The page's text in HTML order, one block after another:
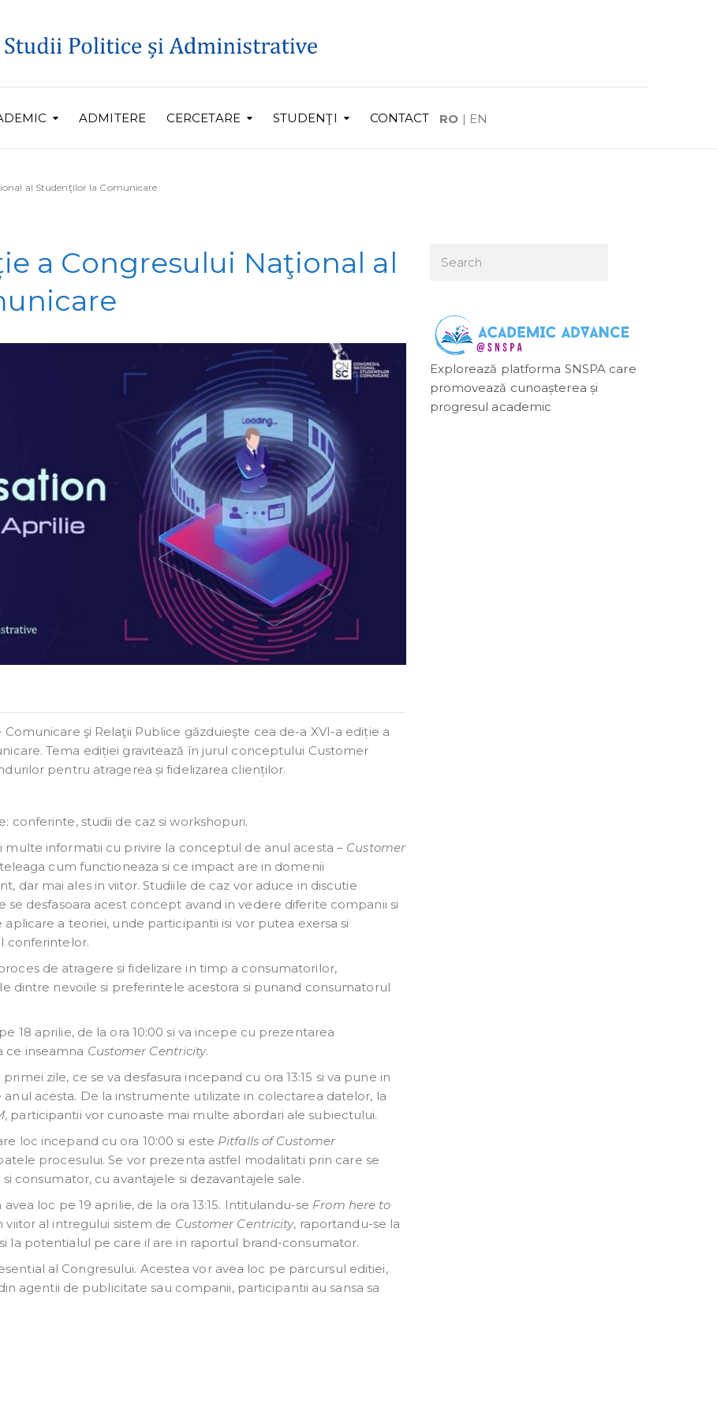
ADMITERE CERCETARE STUDENŢI CONTACT RO | EN
al Studenţilor la Comunicare
a Congresului Naţional al
şi Relaţii Publice găzduieşte cea de-a XVI-a ediție a
Tema ediției gravitează în jurul conceptului Customer
pentru atragerea și fidelizarea clienților.
conferinte, studii de caz si workshopuri.
informatii cu privire la conceptul de anul acesta – Customer
cum functioneaza si ce impact are in domenii
dar mai ales in viitor. Studiile de caz vor aduce in discutie
desfasoara acest concept avand in vedere diferite companii si
a teoriei, unde participantii isi vor putea exersa si
conferintelor.
de atragere si fidelizare in timp a consumatorilor,
dintre nevoile si preferintele acestora si punand consumatorul
18 aprilie, de la ora 10:00 si va incepe cu prezentarea
ce inseamna Customer Centricity.
zile, ce se va desfasura incepand cu ora 13:15 si va pune in
acesta. De la instrumente utilizate in colectarea datelor, la
, participantii vor cunoaste mai multe abordari ale subiectului.
loc incepand cu ora 10:00 si este Pitfalls of Customer
procesului. Se vor prezenta astfel modalitati prin care se
consumator, cu avantajele si dezavantajele sale.
loc pe 19 aprilie, de la ora 13:15. Intitulandu-se From here to
al intregului sistem de Customer Centricity, raportandu-se la
la potentialul pe care il are in raportul brand-consumator.
al Congresului. Acestea vor avea loc pe parcursul editiei,
agentii de publicitate sau companii, participantii au sansa sa
Explorează platforma SNSPA care
promovează cunoașterea și
progresul academic